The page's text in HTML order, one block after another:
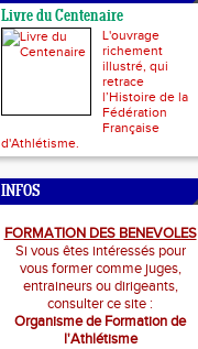
Livre du Centenaire
L'ouvrage
richement
illustré, qui
retrace
l’Histoire de la
Fédération
Française
d'Athlétisme.
INFOS
FORMATION DES BENEVOLES
Si vous êtes intéressés pour
vous former comme juges,
entraineurs ou dirigeants,
consulter ce site :
Organisme de Formation de
l'Athlétisme